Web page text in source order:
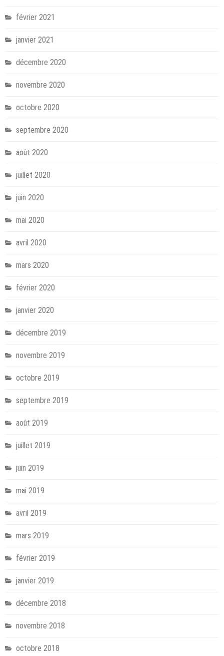
février 2021
janvier 2021
décembre 2020
novembre 2020
octobre 2020
septembre 2020
août 2020
juillet 2020
juin 2020
mai 2020
avril 2020
mars 2020
février 2020
janvier 2020
décembre 2019
novembre 2019
octobre 2019
septembre 2019
août 2019
juillet 2019
juin 2019
mai 2019
avril 2019
mars 2019
février 2019
janvier 2019
décembre 2018
novembre 2018
octobre 2018